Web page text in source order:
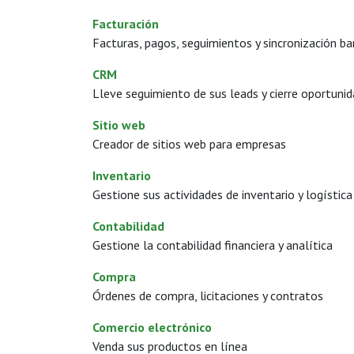
Facturación
Facturas, pagos, seguimientos y sincronización
CRM
Lleve seguimiento de sus leads y cierre
Sitio web
Creador de sitios web para empresas
Inventario
Gestione sus actividades de inventario y logística
Contabilidad
Gestione la contabilidad financiera y analítica
Compra
Órdenes de compra, licitaciones y contratos
Comercio electrónico
Venda sus productos en línea